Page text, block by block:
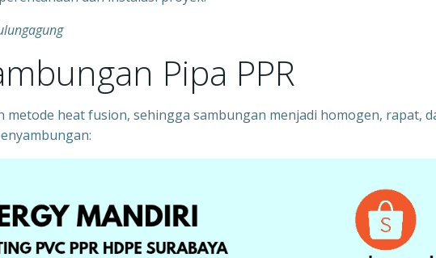
Pipa PPR
metode heat fusion, sehingga sambungan menjadi homogen, rapat,